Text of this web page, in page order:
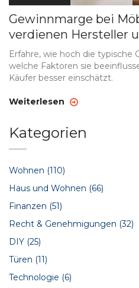
Gewinnmarge bei
verdienen Hersteller
Erfahre, wie hoch die typische
welche Faktoren sie
Käufer besser einschätzt.
Weiterlesen
Kategorien
Wohnen (110)
Haus und Wohnen (66)
Finanzen (51)
Recht & Genehmigungen (32)
DIY (25)
Türen (11)
Technologie (6)